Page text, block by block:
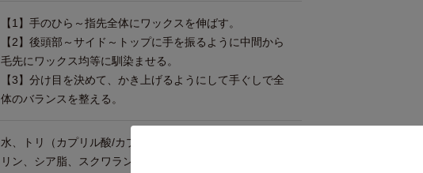
【1】手のひら～指先全体にワックスを伸ばす。
【2】後頭部～サイド～トップに手を振るように中間から
毛先にワックス均等に馴染ませる。
【3】分け目を決めて、かき上げるようにして手ぐしで全
体のバランスを整える。
水、トリ（カプリル酸/カプリン酸）グリセリル、グリセ
リン、シア脂、スクワラン、セテアリルアルコール、ダ